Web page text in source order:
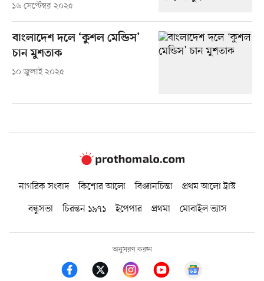
১৬ সেপ্টেম্বর ২০২৫
বাংলাদেশ দলে ‘কুশল মেন্ডিস’
চান মুশতাক
১০ জুলাই ২০২৫
নাগরিক সংবাদ কিশোর আলো বিজ্ঞানচিন্তা
প্রথম আলো ট্রাস্ট
বন্ধুসভা
চিরন্তন ১৯৭১ ইপেপার প্রথমা মোবাইল ভ্যাস
অনুসরণ করুন